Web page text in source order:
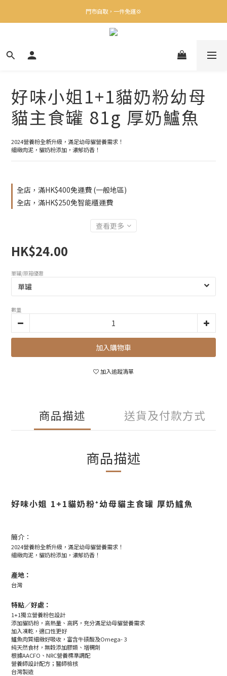
✨下載Three Little Meow App 即享多重禮遇！
門市自取，一件免運💢
🛒購物滿$400送貨上門免運
好味小姐1+1貓奶粉幼母
貓主食罐 81g 厚奶鱸魚
2024營養粉全新升級，滿足幼母貓營養需求！
細緻肉泥，貓奶粉添加，濃郁奶香！
全店，滿HK$400免運費 (一般地區)
全店，滿HK$250免智能櫃運費
查看更多
HK$24.00
單罐/原箱優惠
數量
加入購物車
加入追蹤清單
商品描述 送貨及付款方式
商品描述
好味小姐 1+1貓奶粉⁺幼母貓主食罐 厚奶鱸魚
簡介：
2024營養粉全新升級，滿足幼母貓營養需求！
細緻肉泥，貓奶粉添加，濃郁奶香！
產地：
台灣
特點／好處：
1+1獨立營養粉包設計
添加貓奶粉，高熱量、高鈣，充分滿足幼母貓營養需求
加入凍乾，適口性更好
鱸魚肉質細緻好吸收，富含牛磺酸及Omega- 3
純天然食材，無穀添加膠類、增稠劑
根據AACFO、NRC營養標準調配
營養師設計配方；醫師檢核
台灣製造